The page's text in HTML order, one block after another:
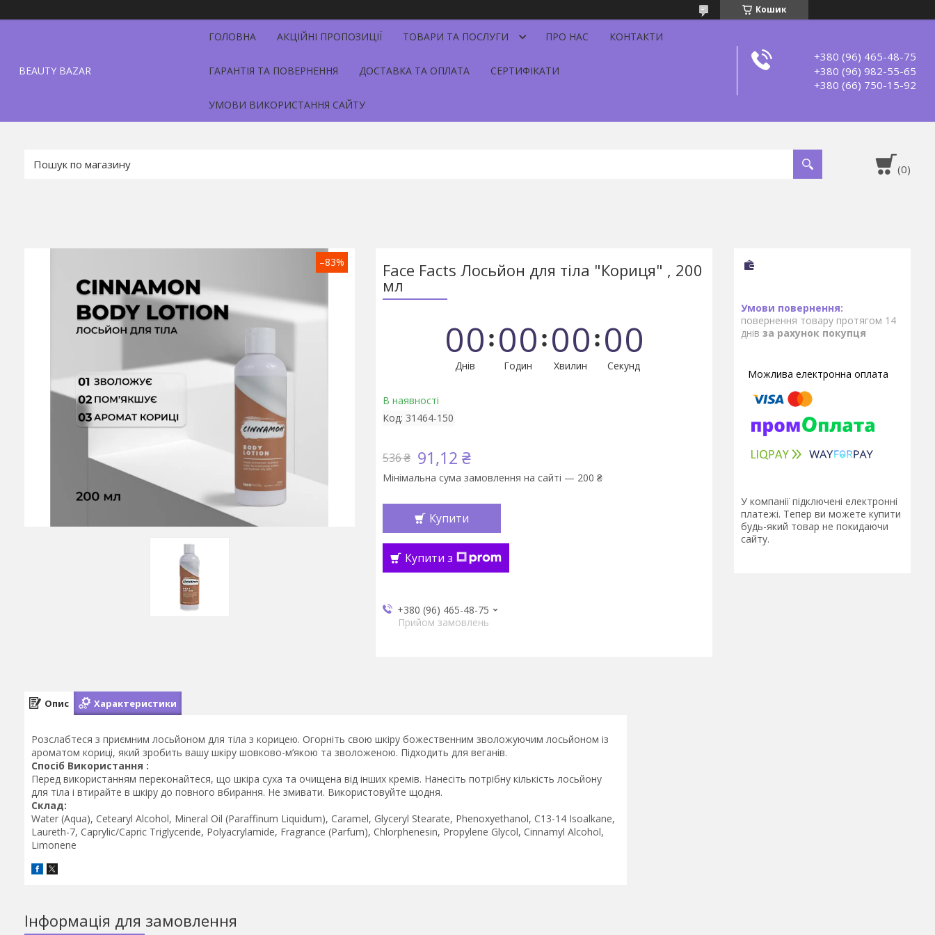
Кошик
BEAUTY BAZAR
ГОЛОВНА АКЦІЙНІ ПРОПОЗИЦІЇ ТОВАРИ ТА ПОСЛУГИ ПРО НАС КОНТАКТИ
ГАРАНТІЯ ТА ПОВЕРНЕННЯ ДОСТАВКА ТА ОПЛАТА СЕРТИФІКАТИ
УМОВИ ВИКОРИСТАННЯ САЙТУ
+380 (96) 465-48-75
+380 (96) 982-55-65
+380 (66) 750-15-92
–83% Face Facts Лосьйон для тіла "Кориця" , 200
мл
00
Днів
00
Годин
00
Хвилин
00
Секунд
В наявності
Код: 31464-150
536 ₴ 91,12 ₴
Мінімальна сума замовлення на сайті — 200 ₴
Купити
Купити з
+380 (96) 465-48-75
Прийом замовлень
повернення товару протягом 14
днів за рахунок покупця
У компанії підключені електронні
платежі. Тепер ви можете купити
будь-який товар не покидаючи
сайту.
Опис Характеристики
Розслабтеся з приємним лосьйоном для тіла з корицею. Огорніть свою шкіру божественним зволожуючим лосьйоном із
ароматом кориці, який зробить вашу шкіру шовково-м’якою та зволоженою. Підходить для веганів.
Спосіб Використання :
Перед використанням переконайтеся, що шкіра суха та очищена від інших кремів. Нанесіть потрібну кількість лосьйону
для тіла і втирайте в шкіру до повного вбирання. Не змивати. Використовуйте щодня.
Склад:
Water (Aqua), Cetearyl Alcohol, Mineral Oil (Paraffinum Liquidum), Caramel, Glyceryl Stearate, Phenoxyethanol, C13-14 Isoalkane,
Laureth-7, Caprylic/Capric Triglyceride, Polyacrylamide, Fragrance (Parfum), Chlorphenesin, Propylene Glycol, Cinnamyl Alcohol,
Limonene
Інформація для замовлення